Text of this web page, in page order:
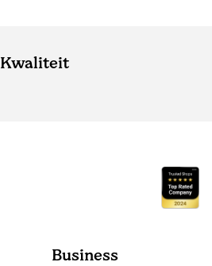
Kwaliteit
Business